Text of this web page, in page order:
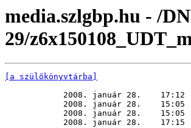
media.szlgbp.hu - /
29/
[a szülőkönyvtárba]
2008. január 28.    17:12
2008. január 28.    15:05
2008. január 28.    15:05
2008. január 28.    17:15